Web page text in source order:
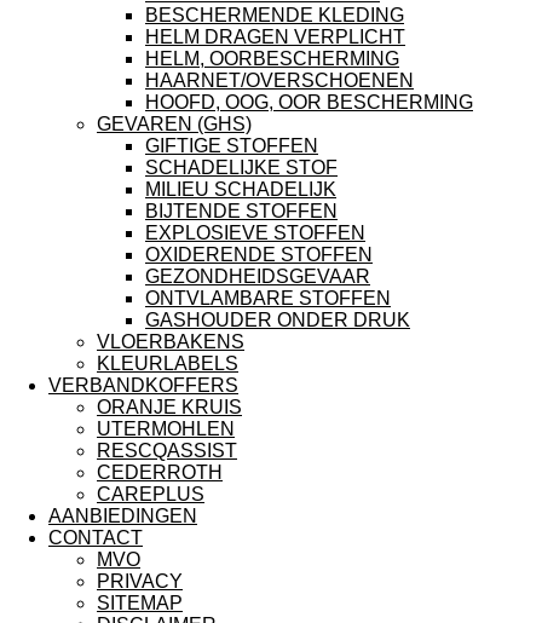
BESCHERMENDE KLEDING
HELM DRAGEN VERPLICHT
HELM, OORBESCHERMING
HAARNET/OVERSCHOENEN
HOOFD, OOG, OOR BESCHERMING
GEVAREN (GHS)
GIFTIGE STOFFEN
SCHADELIJKE STOF
MILIEU SCHADELIJK
BIJTENDE STOFFEN
EXPLOSIEVE STOFFEN
OXIDERENDE STOFFEN
GEZONDHEIDSGEVAAR
ONTVLAMBARE STOFFEN
GASHOUDER ONDER DRUK
VLOERBAKENS
KLEURLABELS
VERBANDKOFFERS
ORANJE KRUIS
UTERMOHLEN
RESCQASSIST
CEDERROTH
CAREPLUS
AANBIEDINGEN
CONTACT
MVO
PRIVACY
SITEMAP